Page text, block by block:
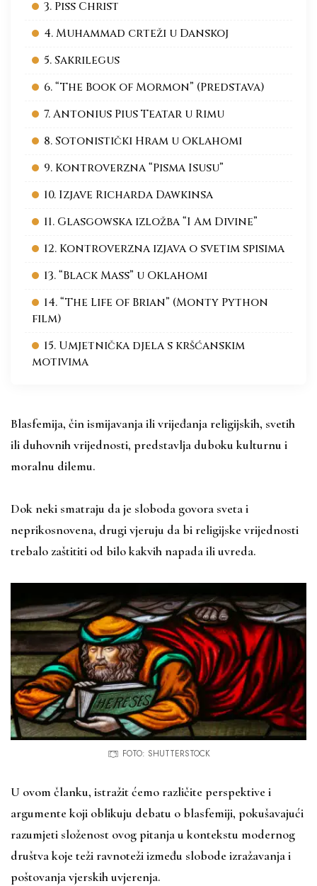
3. Piss Christ
4. Muhammad crteži u Danskoj
5. Sakrilegus
6. “The Book of Mormon” (Predstava)
7. Antonius Pius Teatar u Rimu
8. Sotonistički Hram u Oklahomi
9. Kontroverzna “Pisma Isusu”
10. Izjave Richarda Dawkinsa
11. Glasgowska izložba “I Am Divine”
12. Kontroverzna izjava o svetim spisima
13. “Black Mass” u Oklahomi
14. “The Life of Brian” (Monty Python
film)
15. Umjetnička djela s kršćanskim
motivima
Blasfemija, čin ismijavanja ili vrijeđanja religijskih, svetih
ili duhovnih vrijednosti, predstavlja duboku kulturnu i
moralnu dilemu.
Dok neki smatraju da je sloboda govora sveta i
neprikosnovena, drugi vjeruju da bi religijske vrijednosti
trebalo zaštititi od bilo kakvih napada ili uvreda.
FOTO: SHUTTERSTOCK
U ovom članku, istražit ćemo različite perspektive i
argumente koji oblikuju debatu o blasfemiji, pokušavajući
razumjeti složenost ovog pitanja u kontekstu modernog
društva koje teži ravnoteži između slobode izražavanja i
poštovanja vjerskih uvjerenja.